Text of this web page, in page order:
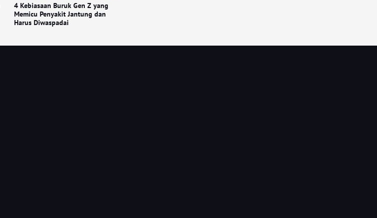
4 Kebiasaan Buruk Gen Z yang
Memicu Penyakit Jantung dan
Harus Diwaspadai